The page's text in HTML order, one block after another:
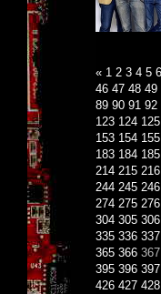
« 1 2 3 4 5 6
46 47 48 49
89 90 91 92
123 124 125
153 154 155
183 184 185
214 215 216
244 245 246
274 275 276
304 305 306
335 336 337
365 366 367
395 396 397
426 427 428